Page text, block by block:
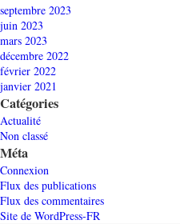
septembre 2023
juin 2023
mars 2023
décembre 2022
février 2022
janvier 2021
Catégories
Actualité
Non classé
Méta
Connexion
Flux des publications
Flux des commentaires
Site de WordPress-FR